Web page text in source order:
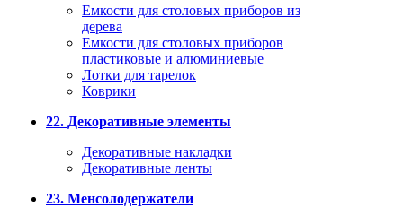
Емкости для столовых приборов из
дерева
Емкости для столовых приборов
пластиковые и алюминиевые
Лотки для тарелок
Коврики
22. Декоративные элементы
Декоративные накладки
Декоративные ленты
23. Менсолодержатели